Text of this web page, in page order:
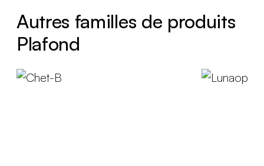
Autres familles de produits
Plafond